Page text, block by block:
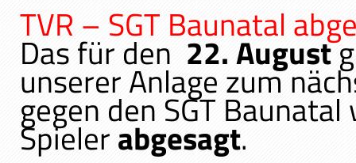
TVR – SGT Baunatal
Das für den 22. August
unserer Anlage zum
gegen den SGT
Spielerabgesagt.